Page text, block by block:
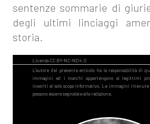
sentenze sommarie di
degli ultimi linciaggi
storia.